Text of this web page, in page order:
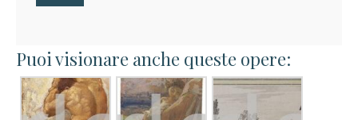
Puoi visionare anche queste opere: